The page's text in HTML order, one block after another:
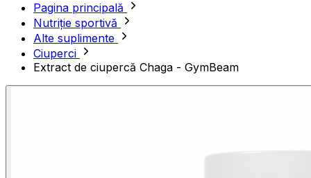
Pagina principală
Nutriție sportivă
Alte suplimente
Ciuperci
Extract de ciupercă Chaga - GymBeam